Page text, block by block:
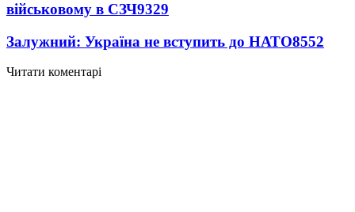
військовому в СЗЧ9329
Залужний: Україна не вступить до НАТО8552
Читати коментарі